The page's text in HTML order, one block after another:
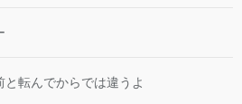
転んでからでは違うよ